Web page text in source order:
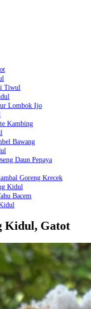
Tiwul
Lombok Ijo
Kambing
Bawang
Daun Pepaya
Goreng Krecek
Kidul
Bacem
Kidul, Gatot